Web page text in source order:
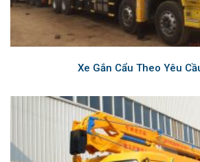
Xe Gắn Cẩu Theo Yêu